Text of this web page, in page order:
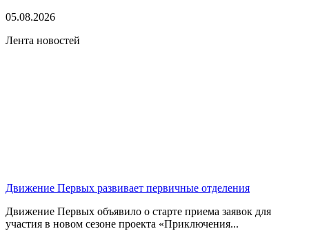
05.08.2026
Лента новостей
Движение Первых развивает первичные отделения
Движение Первых объявило о старте приема заявок для
участия в новом сезоне проекта «Приключения...